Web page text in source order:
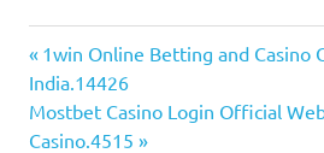
Post
navigation
Previous
Post:
1win Online Betting and Casino
India.14426
Next
Post:
Mostbet Casino Login Official
Casino.4515